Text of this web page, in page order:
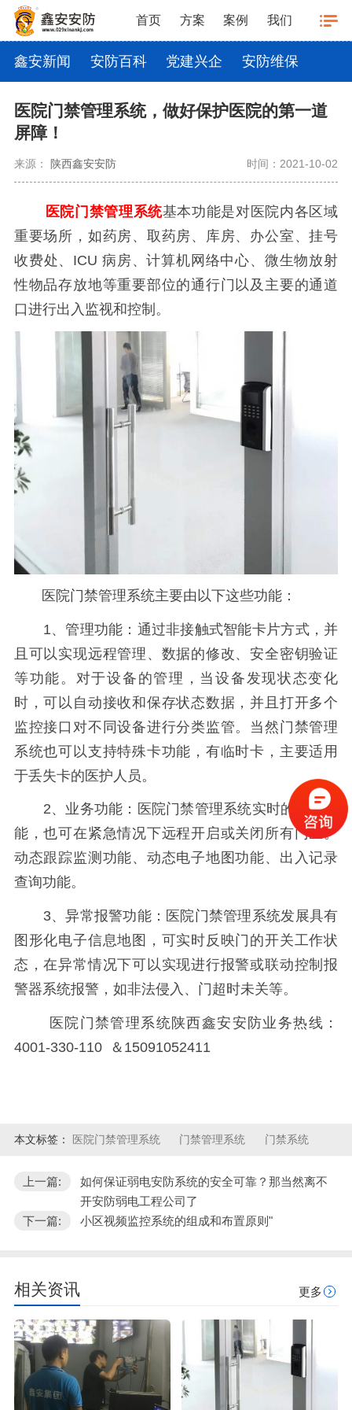
首页 方案 案例 我们
鑫安新闻 安防百科 党建兴企 安防维保
医院门禁管理系统，做好保护医院的第一道
屏障！
来源： 陕西鑫安安防 时间：2021-10-02
医院门禁管理系统基本功能是对医院内各区域
重要场所，如药房、取药房、库房、办公室、挂号
收费处、ICU 病房、计算机网络中心、微生物放射
性物品存放地等重要部位的通行门以及主要的通道
口进行出入监视和控制。
医院门禁管理系统主要由以下这些功能：
1、管理功能：通过非接触式智能卡片方式，并
且可以实现远程管理、数据的修改、安全密钥验证
等功能。对于设备的管理，当设备发现状态变化
时，可以自动接收和保存状态数据，并且打开多个
监控接口对不同设备进行分类监管。当然门禁管理
系统也可以支持特殊卡功能，有临时卡，主要适用
于丢失卡的医护人员。
2、业务功能：医院门禁管理系统实时的监控功
能，也可在紧急情况下远程开启或关闭所有门区。
动态跟踪监测功能、动态电子地图功能、出入记录
查询功能。
3、异常报警功能：医院门禁管理系统发展具有
图形化电子信息地图，可实时反映门的开关工作状
态，在异常情况下可以实现进行报警或联动控制报
警器系统报警，如非法侵入、门超时未关等。
医院门禁管理系统陕西鑫安安防业务热线：
4001-330-110 ＆15091052411
本文标签： 医院门禁管理系统 门禁管理系统 门禁系统
上一篇:
如何保证弱电安防系统的安全可靠？那当然离不
开安防弱电工程公司了
下一篇:
小区视频监控系统的组成和布置原则"
相关资讯 更多